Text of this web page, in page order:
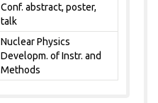
Conf. abstract, poster,
talk
Nuclear Physics
Developm. of Instr. and
Methods